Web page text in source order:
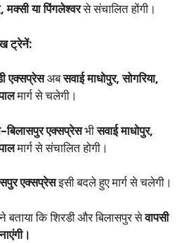
मक्सी या पिंगलेश्वरसे संचालित होंगी।
ट्रेनें:
एक्सप्रेसअबसवाई माधोपुर, सोगरिया,
मार्ग से चलेगी।
एक्सप्रेसभीसवाई माधोपुर,
मार्ग से संचालित होगी।
एक्सप्रेसइसी बदले हुए मार्ग से चलेगी।
बताया कि शिरडी और बिलासपुर सेवापसी